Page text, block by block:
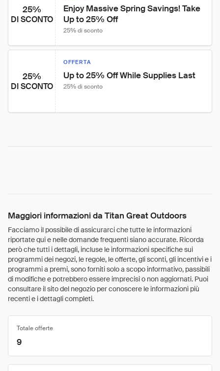
25%
DI SCONTO
Enjoy Massive Spring Savings! Take
Up to 25% Off
25% di sconto
25%
DI SCONTO
OFFERTA
Up to 25% Off While Supplies Last
25% di sconto
Maggiori informazioni da Titan Great Outdoors
Facciamo il possibile di assicurarci che tutte le informazioni
riportate qui e nelle domande frequenti siano accurate. Ricorda
però che tutti i dettagli, incluse le informazioni specifiche sui
programmi dei negozi, le regole, le offerte, gli sconti, gli incentivi e i
programmi a premi, sono forniti solo a scopo informativo, passibili
di modifiche e potrebbero essere imprecisi o non aggiornati. Puoi
consultare il sito del negozio per conoscere le informazioni più
recenti e i dettagli completi.
Totale offerte
9